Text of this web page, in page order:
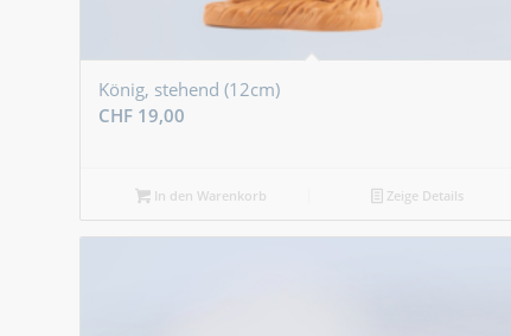
König, stehend (12cm)
CHF 19,00
In den Warenkorb Zeige Details